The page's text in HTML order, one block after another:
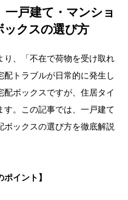
戸建て・マンショ
ックスの選び方
り、「不在で荷物を受け取れ
トラブルが日常的に発生し
ボックスですが、住居タイ
す。この記事では、一戸建て
ボックスの選び方を徹底解説
イント】